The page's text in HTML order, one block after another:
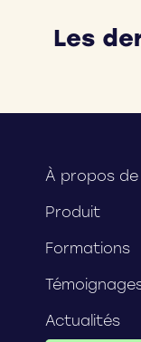
Les
À propos de
Produit
Formations
Actualités